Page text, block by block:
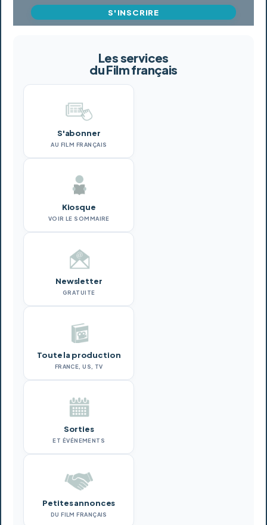
S'INSCRIRE
Les services
du Film français
S'abonner
AU FILM FRANÇAIS
Kiosque
VOIR LE SOMMAIRE
Newsletter
GRATUITE
Toute la production
FRANCE, US, TV
Sorties
ET ÉVÉNEMENTS
Petites annonces
DU FILM FRANÇAIS